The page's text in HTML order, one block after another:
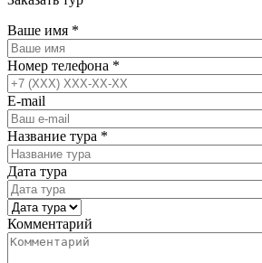
Ваше имя *
Номер телефона *
E-mail
Название тура *
Дата тура
Комментарий